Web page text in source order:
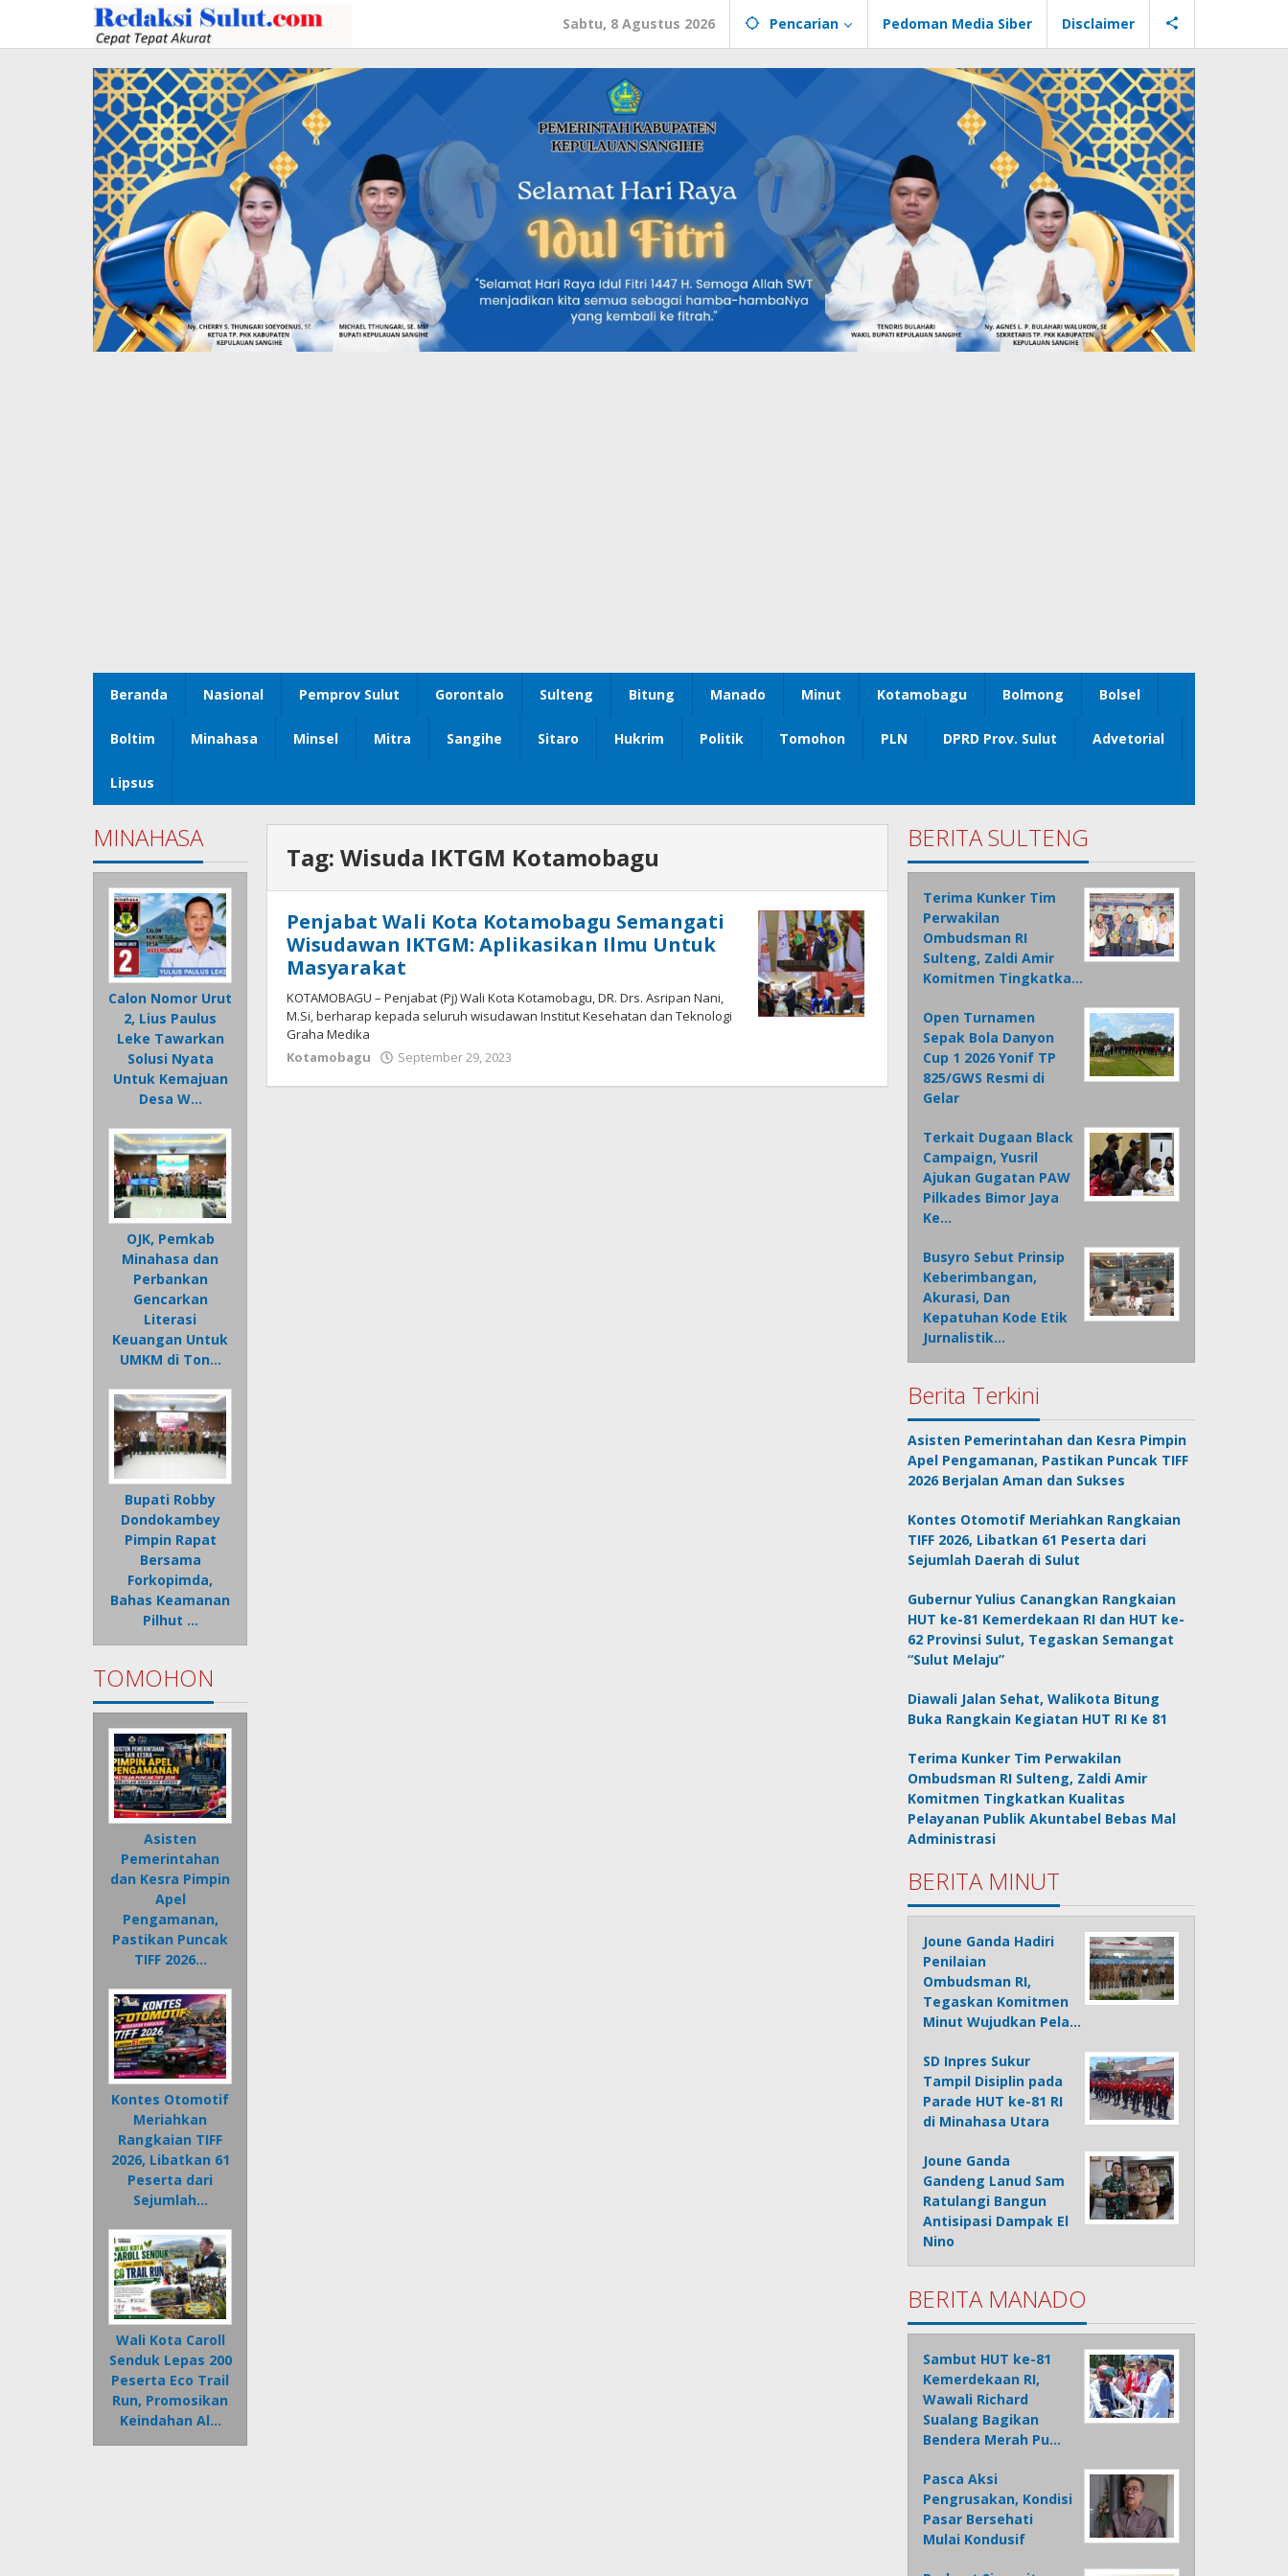
konten
Sabtu, 8 Agustus 2026 Pencarian Pedoman Media Siber Disclaimer
Beranda Nasional Pemprov Sulut Gorontalo Sulteng Bitung Manado Minut Kotamobagu Bolmong Bolsel
Boltim Minahasa Minsel Mitra Sangihe Sitaro Hukrim Politik Tomohon PLN DPRD Prov. Sulut Advetorial
Lipsus
MINAHASA
Calon Nomor Urut
2, Lius Paulus
Leke Tawarkan
Solusi Nyata
Untuk Kemajuan
Desa W…
OJK, Pemkab
Minahasa dan
Perbankan
Gencarkan
Literasi
Keuangan Untuk
UMKM di Ton…
Bupati Robby
Dondokambey
Pimpin Rapat
Bersama
Forkopimda,
Bahas Keamanan
Pilhut …
TOMOHON
Asisten
Pemerintahan
dan Kesra Pimpin
Apel
Pengamanan,
Pastikan Puncak
TIFF 2026…
Kontes Otomotif
Meriahkan
Rangkaian TIFF
2026, Libatkan 61
Peserta dari
Sejumlah…
Wali Kota Caroll
Senduk Lepas 200
Peserta Eco Trail
Run, Promosikan
Keindahan Al…
Tag:Wisuda IKTGM Kotamobagu
Penjabat Wali Kota Kotamobagu Semangati
Wisudawan IKTGM: Aplikasikan Ilmu Untuk
Masyarakat
KOTAMOBAGU – Penjabat (Pj) Wali Kota Kotamobagu, DR. Drs. Asripan Nani,
M.Si, berharap kepada seluruh wisudawan Institut Kesehatan dan Teknologi
Graha Medika
Kotamobagu
September 29, 2023
BERITA SULTENG
Terima Kunker Tim
Perwakilan
Ombudsman RI
Sulteng, Zaldi Amir
Komitmen Tingkatka…
Open Turnamen
Sepak Bola Danyon
Cup 1 2026 Yonif TP
825/GWS Resmi di
Gelar
Terkait Dugaan Black
Campaign, Yusril
Ajukan Gugatan PAW
Pilkades Bimor Jaya
Ke…
Busyro Sebut Prinsip
Keberimbangan,
Akurasi, Dan
Kepatuhan Kode Etik
Jurnalistik…
Berita Terkini
Asisten Pemerintahan dan Kesra Pimpin
Apel Pengamanan, Pastikan Puncak TIFF
2026 Berjalan Aman dan Sukses
Kontes Otomotif Meriahkan Rangkaian
TIFF 2026, Libatkan 61 Peserta dari
Sejumlah Daerah di Sulut
Gubernur Yulius Canangkan Rangkaian
HUT ke-81 Kemerdekaan RI dan HUT ke-
62 Provinsi Sulut, Tegaskan Semangat
“Sulut Melaju”
Diawali Jalan Sehat, Walikota Bitung
Buka Rangkain Kegiatan HUT RI Ke 81
Terima Kunker Tim Perwakilan
Ombudsman RI Sulteng, Zaldi Amir
Komitmen Tingkatkan Kualitas
Pelayanan Publik Akuntabel Bebas Mal
Administrasi
BERITA MINUT
Joune Ganda Hadiri
Penilaian
Ombudsman RI,
Tegaskan Komitmen
Minut Wujudkan Pela…
SD Inpres Sukur
Tampil Disiplin pada
Parade HUT ke-81 RI
di Minahasa Utara
Joune Ganda
Gandeng Lanud Sam
Ratulangi Bangun
Antisipasi Dampak El
Nino
BERITA MANADO
Sambut HUT ke-81
Kemerdekaan RI,
Wawali Richard
Sualang Bagikan
Bendera Merah Pu…
Pasca Aksi
Pengrusakan, Kondisi
Pasar Bersehati
Mulai Kondusif